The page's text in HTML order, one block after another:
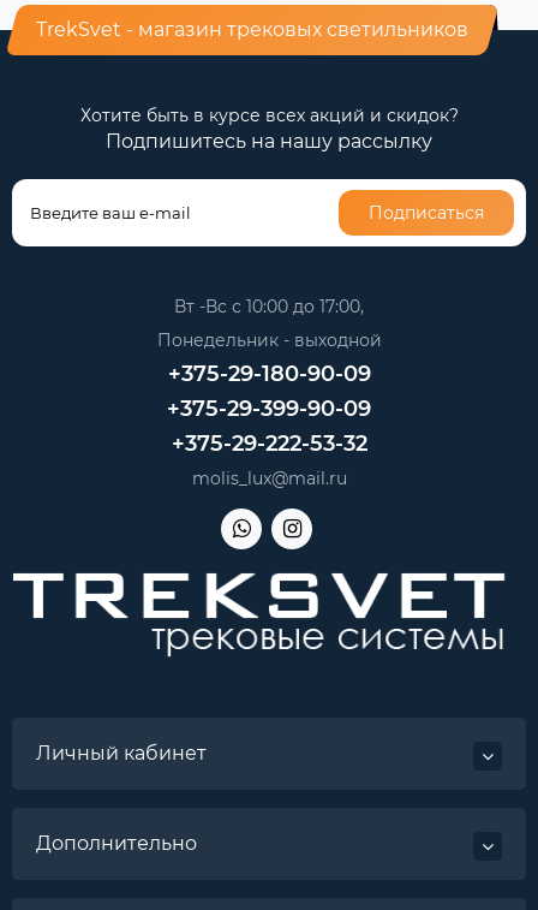
TrekSvet - магазин трековых светильников
Хотите быть в курсе всех акций и скидок?
Подпишитесь на нашу рассылку
Подписаться
Вт -Вс с 10:00 до 17:00,
Понедельник - выходной
+375-29-180-90-09
+375-29-399-90-09
+375-29-222-53-32
molis_lux@mail.ru
Личный кабинет
Дополнительно